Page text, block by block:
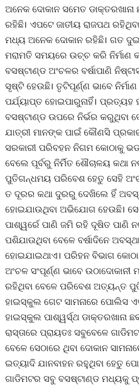
ଅନେକ ଦୋକାନ ସମେତ ଡାକ୍ତରଖାନା
ରହିଛି। ଏପଟେ ଜାତୀୟ ରାଜପଥ
ମଧ୍ୟ ଅନେକ ଦୋକାନ ରହିଛି। ଗତ
ମରାମତି ସମୟରେ ଉଚ୍ଚ କରି ନିର୍ମାଣ
ବସଷ୍ଟାଣ୍ଡ ଅଂଚଳର ବର୍ଷାପାଣି
ସୃଷ୍ଟି ହେଉଛି। ତୃଟିପୂର୍ଣ୍ଣ ଭାବେ
ପର୍ଯ୍ୟାପ୍ତ ହୋଇପାରୁନାହିଁ। ପ୍ରତ୍ୟହ
ବସଷ୍ଟାଣ୍ଡ ଉପରେ ନିର୍ଭର କରୁଥିବା
ଯାତ୍ରୀ ମାନଙ୍କ ପାଇଁ କୌଣସି ପ୍ରକାର
ସରକାରୀ ପରିବହନ ନିଗମ କୋଠାକୁ
ବେଲେ ପୂର୍ବରୁ ନିର୍ମିତ ଶୌଚାଳୟ କଥା
ପୁତିଗନ୍ଧମୟ ପରିବେଶ ହେତୁ ସେହି
ତ ଦୂରର କଥା ଦୁରରୁ ଦେଖିଲେ ହିଁ
ହୋଇଯାଉଥିବା ଅଭିଯୋଗ ହେଉଛି।
ପାଶ୍ୱର୍ରେ ପାଣି ଜମି ରହି ଦୂଷିତ ପାଣି
ପଶିଯାଉଥିବା ବେଳେ ବର୍ଷାଦିନେ
ହୋଇଯାଇଥାଏ। ପରିହନ ବିଭାଗ
ଅଂଚଳ ସଂପୂର୍ଣ୍ଣ ଭାବେ
ରହିଥିବା ବେଳେ ପରିବେଶ ଅତ୍ୟନ୍ତ
ହାଇସ୍କୁଲ ଗେଟ ସାମନାରେ ପୋଲିସ
ହାଇସ୍କୁଲ ପାଶ୍ୱର୍ସ୍ଥ ଡାକ୍ତରଖାନା
ରାସ୍ତାରେ ପ୍ରାୟତଃ ସବୁବେଳେ
ବେଳେ ସେଠାରେ ଥିବା ଦୋକାନ
ଇତ୍ୟାଦି ଯାନବାହନ ରହୁଥିବା ହେତୁ
ଗାଡିମଟର ସବୁ ବସଷ୍ଟାଣ୍ଡ ମଧ୍ୟକୁ